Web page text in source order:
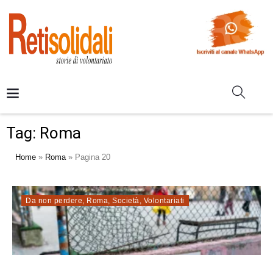
Tag: Roma
Home » Roma» Pagina 20
Da non perdere, Roma, Società, Volontariati